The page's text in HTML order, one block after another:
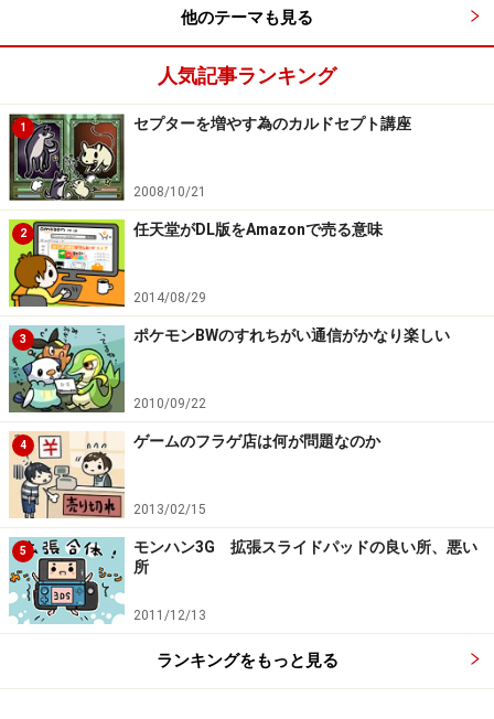
1/3 次のページへ
他のテーマも見る
人気記事ランキング
1 セプターを増やす為のカルドセプト講座
2008/10/21
2 任天堂がDL版をAmazonで売る意味
2014/08/29
3 ポケモンBWのすれちがい通信がかなり楽しい
2010/09/22
4 ゲームのフラゲ店は何が問題なのか
2013/02/15
5
モンハン3G 拡張スライドパッドの良い所、悪い
所
2011/12/13
ランキングをもっと見る